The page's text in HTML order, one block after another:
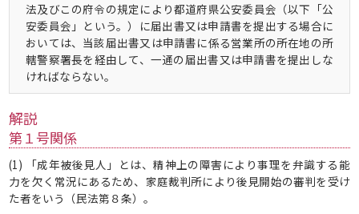
法及びこの府令の規定により都道府県公安委員会（以下「公
安委員会」という。）に届出書又は申請書を提出する場合に
おいては、当該届出書又は申請書に係る営業所の所在地の所
轄警察署長を経由して、一通の届出書又は申請書を提出しな
ければならない。
解説
第１号関係
(1) 「成年被後見人」とは、精神上の障害により事理を弁識する能
力を欠く常況にあるため、家庭裁判所により後見開始の審判を受け
た者をいう（民法第８条）。